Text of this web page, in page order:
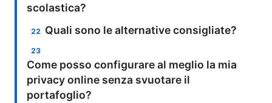
scolastica?
Quali sono le alternative consigliate?
Come posso configurare al meglio la mia
privacy online senza svuotare il
portafoglio?